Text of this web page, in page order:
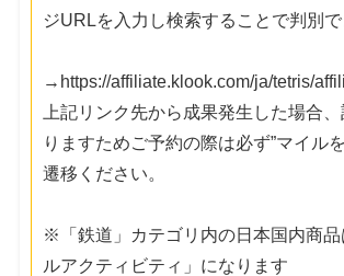
ジURLを入力し検索することで判別で
→https://affiliate.klook.com/ja/tetris/
上記リンク先から成果発生した場合
りますためご予約の際は必ず”マイル
遷移ください。
※「鉄道」カテゴリ内の日本国内商品
ルアクティビティ」になります